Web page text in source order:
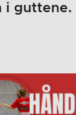
i guttene.